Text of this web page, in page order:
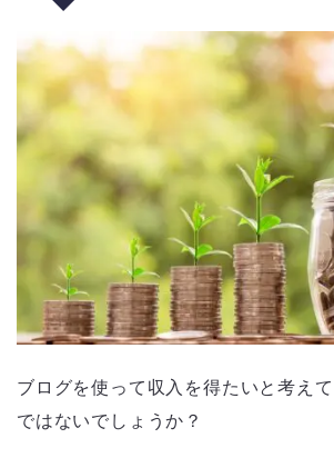
ブログを使って収入を得たいと考え
ではないでしょうか？